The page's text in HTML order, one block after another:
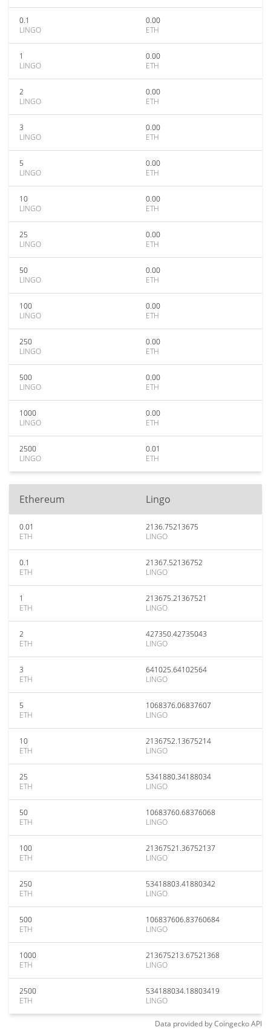
0.1
LINGO
0.00
ETH
1
LINGO
0.00
ETH
2
LINGO
0.00
ETH
3
LINGO
0.00
ETH
5
LINGO
0.00
ETH
10
LINGO
0.00
ETH
25
LINGO
0.00
ETH
50
LINGO
0.00
ETH
100
LINGO
0.00
ETH
250
LINGO
0.00
ETH
500
LINGO
0.00
ETH
1000
LINGO
0.00
ETH
2500
LINGO
0.01
ETH
Ethereum Lingo
0.01
ETH
2136.75213675
LINGO
0.1
ETH
21367.52136752
LINGO
1
ETH
213675.21367521
LINGO
2
ETH
427350.42735043
LINGO
3
ETH
641025.64102564
LINGO
5
ETH
1068376.06837607
LINGO
10
ETH
2136752.13675214
LINGO
25
ETH
5341880.34188034
LINGO
50
ETH
10683760.68376068
LINGO
100
ETH
21367521.36752137
LINGO
250
ETH
53418803.41880342
LINGO
500
ETH
106837606.83760684
LINGO
1000
ETH
213675213.67521368
LINGO
2500
ETH
534188034.18803419
LINGO
Data provided byCoingeckoAPI